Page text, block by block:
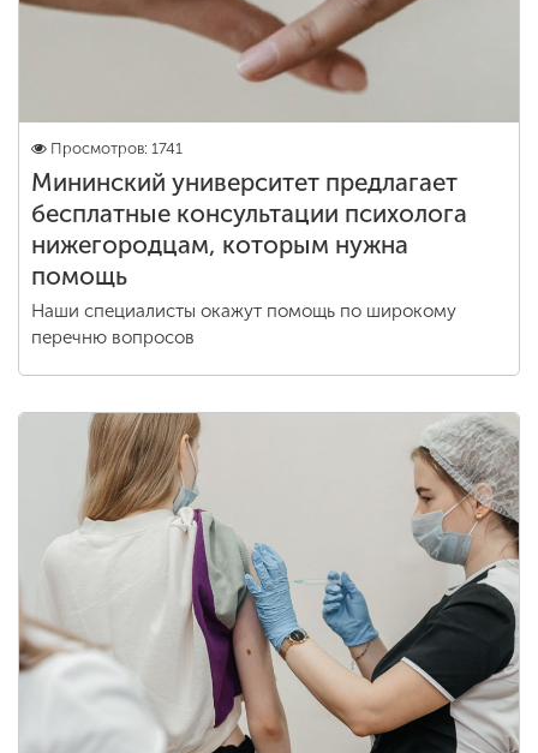
Просмотров: 1741
Мининский университет предлагает
бесплатные консультации психолога
нижегородцам, которым нужна
помощь
Наши специалисты окажут помощь по широкому
перечню вопросов